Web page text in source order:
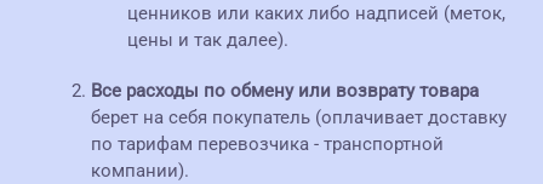
ценников или каких либо надписей (меток,
цены и так далее).
Все расходы по обмену или возврату товара
берет на себя покупатель (оплачивает доставку
по тарифам перевозчика - транспортной
компании).